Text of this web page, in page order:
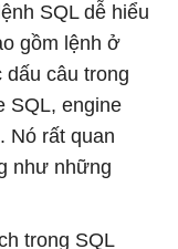
SQL dễ hiểu
gồm lệnh ở
câu trong
SQL, engine
Nó rất quan
như những
trong SQL